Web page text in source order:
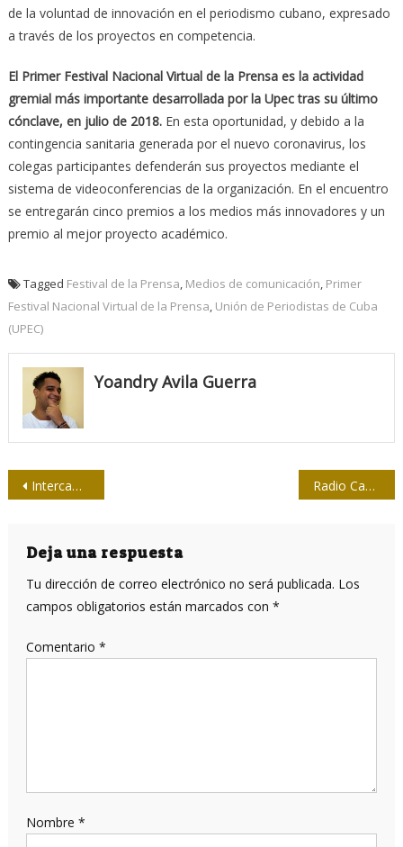
de la voluntad de innovación en el periodismo cubano, expresado
a través de los proyectos en competencia.
El Primer Festival Nacional Virtual de la Prensa es la actividad
gremial más importante desarrollada por la Upec tras su último
cónclave, en julio de 2018.En esta oportunidad, y debido a la
contingencia sanitaria generada por el nuevo coronavirus, los
colegas participantes defenderán sus proyectos mediante el
sistema de videoconferencias de la organización. En el encuentro
se entregarán cinco premios a los medios más innovadores y un
premio al mejor proyecto académico.
Tagged Festival de la Prensa, Medios de comunicación, Primer
Festival Nacional Virtual de la Prensa, Unión de Periodistas de Cuba
(UPEC)
Yoandry Avila Guerra
Navegación
entradas
Intercambia presidente de MediCuba Europa con investigadores cubanos Radio Cadena Habana, la emisora octogenia
Deja una respuesta
Tu dirección de correo electrónico no será publicada. Los
campos obligatorios están marcados con *
Comentario *
Nombre *